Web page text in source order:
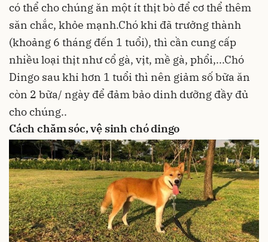
có thể cho chúng ăn một ít thịt bò để cơ thể thêm
săn chắc, khỏe mạnh.Chó khi đã trưởng thành
(khoảng 6 tháng đến 1 tuổi), thì cần cung cấp
nhiều loại thịt như cổ gà, vịt, mề gà, phổi,...Chó
Dingo sau khi hơn 1 tuổi thì nên giảm số bữa ăn
còn 2 bữa/ ngày để đảm bảo dinh dưỡng đầy đủ
cho chúng..
Cách chăm sóc, vệ sinh chó dingo